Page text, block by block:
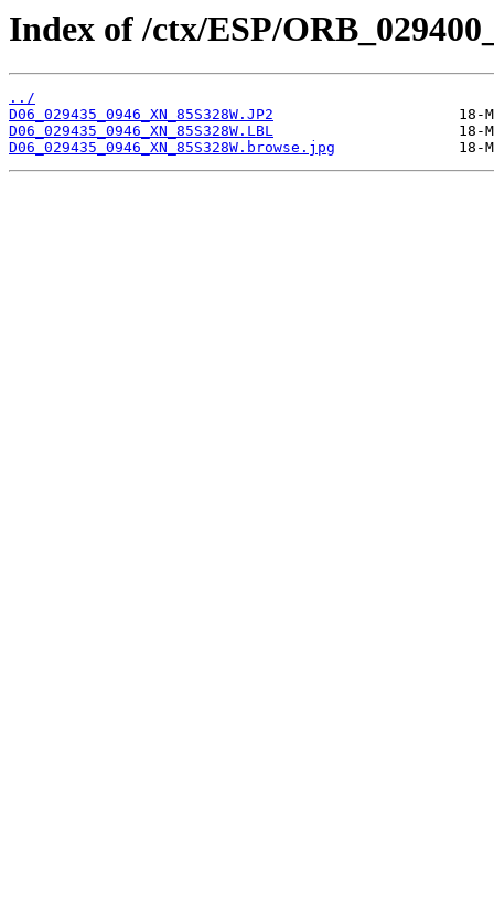
Index of /ctx/ESP/
../
D06_029435_0946_XN_85S328W.JP2
D06_029435_0946_XN_85S328W.LBL
D06_029435_0946_XN_85S328W.browse.jpg